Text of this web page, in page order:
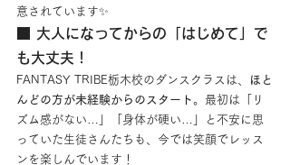
意されています✨
■ 大人になってからの「はじめて」で
も大丈夫！
FANTASY TRIBE栃木校のダンスクラスは、
ほと
んどの方が未経験からのスタート 。最初は「リ
ズム感がない…」「身体が硬い…」と不安に思
っていた生徒さんたちも、今では笑顔でレッス
ンを楽しんでいます！